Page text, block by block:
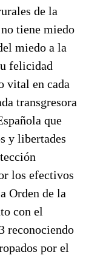
de la
tiene miedo
miedo a la
felicidad
vital en cada
transgresora
que
y libertades
los efectivos
Orden de la
con el
reconociendo
por el